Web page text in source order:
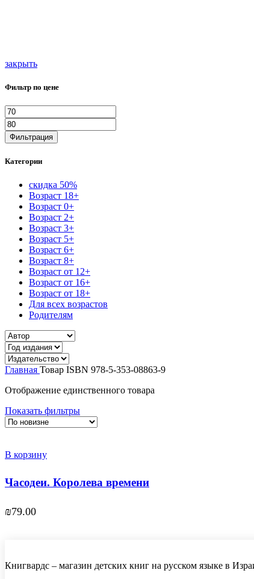
закрыть
Фильтр по цене
Минимальная
цена
цена
Фильтрация
Категории
скидка 50%
Возраст 18+
Возраст 0+
Возраст 2+
Возраст 3+
Возраст 5+
Возраст 6+
Возраст 8+
Возраст от 12+
Возраст от 16+
Возраст от 18+
Для всех возрастов
Родителям
Главная Товар ISBN 978-5-353-08863-9
Отображение единственного товара
Показать фильтры
В корзину
Часодеи. Королева времени
₪79.00
Книгвардс – магазин детских книг на русском языке в